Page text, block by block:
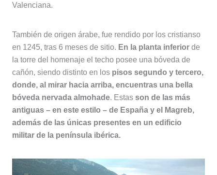
Valenciana.
También de origen árabe, fue rendido por los cristianso
en 1245, tras 6 meses de sitio. En la planta inferiorde
la torre del homenaje el techo posee una bóveda de
cañón, siendo distinto en los pisos segundo y tercero,
donde, al mirar hacia arriba, encuentras una bella
bóveda nervada almohade. Estas son de las más
antiguas – en este estilo – de España y el Magreb,
además de las únicas presentes en un edificio
militar de la península ibérica.